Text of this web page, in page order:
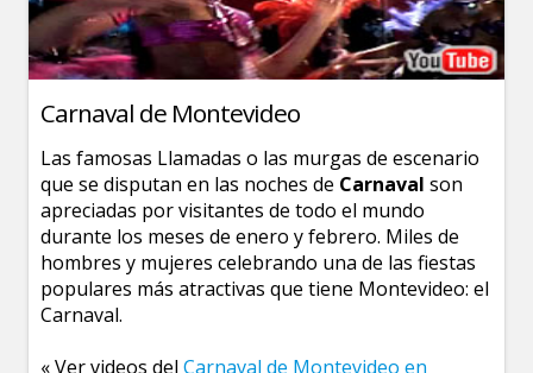
Carnaval de Montevideo
Las famosas Llamadas o las murgas de escenario
que se disputan en las noches de Carnaval son
apreciadas por visitantes de todo el mundo
durante los meses de enero y febrero. Miles de
hombres y mujeres celebrando una de las fiestas
populares más atractivas que tiene Montevideo: el
Carnaval.
« Ver videos del Carnaval de Montevideo en